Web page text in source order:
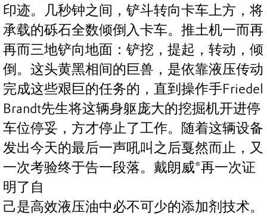
印迹。几秒钟之间，铲斗转向卡车上方，将
承载的砾石全数倾倒入卡车。推土机一而再
再而三地铲向地面：铲挖，提起，转动，倾
倒。这头黄黑相间的巨兽，是依靠液压传动
完成这些艰巨的任务的，直到操作手Friedel
Brandt先生将这辆身躯庞大的挖掘机开进停
车位停妥，方才停止了工作。随着这辆设备
发出今天的最后一声吼叫之后戛然而止，又
一次考验终于告一段落。戴朗威®再一次证
明了自
己是高效液压油中必不可少的添加剂技术。